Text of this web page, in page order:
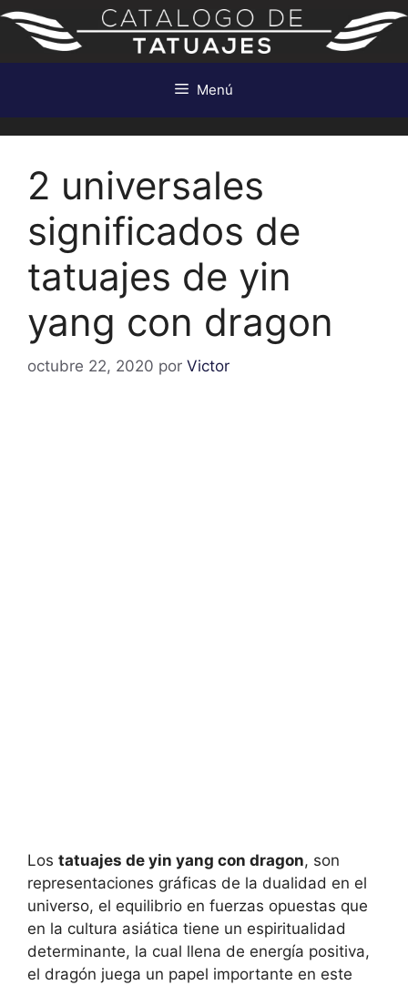
Saltar
contenido
Menú
2 universales
significados de
tatuajes de yin
yang con dragon
octubre 22, 2020 por Victor
Los tatuajes de yin yang con dragon, son
representaciones gráficas de la dualidad en el
universo, el equilibrio en fuerzas opuestas que
en la cultura asiática tiene un espiritualidad
determinante, la cual llena de energía positiva,
el dragón juega un papel importante en este